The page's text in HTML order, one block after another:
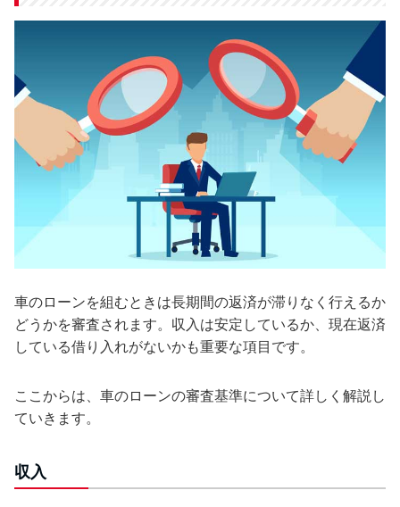
車のローンを組むときは長期間の返済が滞りなく行えるか
どうかを審査されます。収入は安定しているか、現在返済
している借り入れがないかも重要な項目です。
ここからは、車のローンの審査基準について詳しく解説し
ていきます。
収入